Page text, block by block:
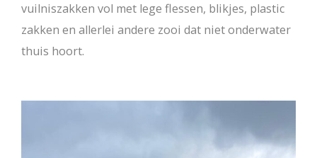
vuilniszakken vol met lege flessen, blikjes, plastic
zakken en allerlei andere zooi dat niet onderwater
thuis hoort.